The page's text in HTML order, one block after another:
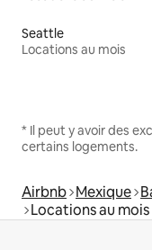
Seattle
Locations au mois
* Il peut y avoir des
certains logements.
Airbnb Mexique
Locations au mois